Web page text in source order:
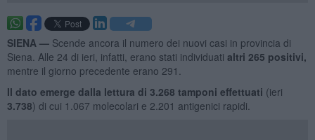
SIENA — Scende ancora il numero dei nuovi casi in provincia di
Siena. Alle 24 di ieri, infatti, erano stati individuati altri 265 positivi,
mentre il giorno precedente erano 291.
Il dato emerge dalla lettura di 3.268 tamponi effettuati (ieri
3.738) di cui 1.067 molecolari e 2.201 antigenici rapidi.